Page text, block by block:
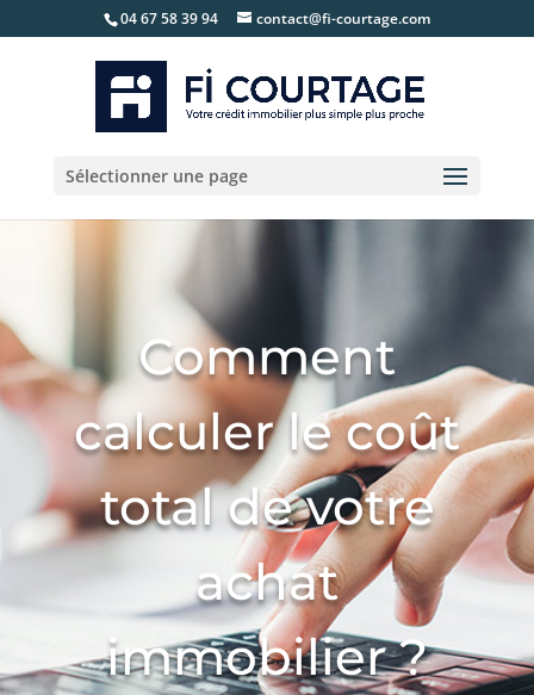
04 67 58 39 94 contact@fi-courtage.com
Sélectionner une page
Comment
calculer le coût
total de votre
achat
immobilier ?